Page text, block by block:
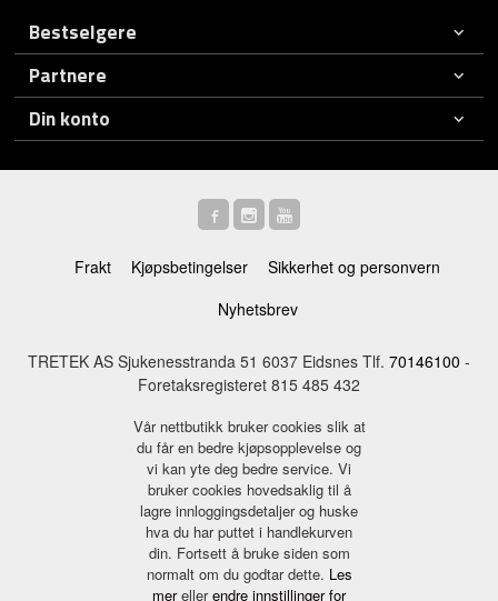
Bestselgere
Partnere
Din konto
Frakt Kjøpsbetingelser
Sikkerhet og personvern
Nyhetsbrev
TRETEK AS Sjukenesstranda 51 6037 Eidsnes Tlf. 70146100 -
Foretaksregisteret 815 485 432
Vår nettbutikk bruker cookies slik at
du får en bedre kjøpsopplevelse og
vi kan yte deg bedre service. Vi
bruker cookies hovedsaklig til å
lagre innloggingsdetaljer og huske
hva du har puttet i handlekurven
din. Fortsett å bruke siden som
normalt om du godtar dette. Les
merellerendre innstillinger for